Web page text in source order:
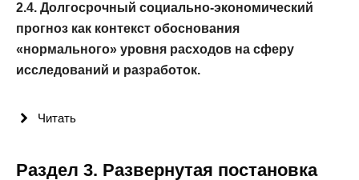
2.4. Долгосрочный социально-экономический
прогноз как контекст обоснования
«нормального» уровня расходов на сферу
исследований и разработок.
Читать
Раздел 3. Развернутая постановка